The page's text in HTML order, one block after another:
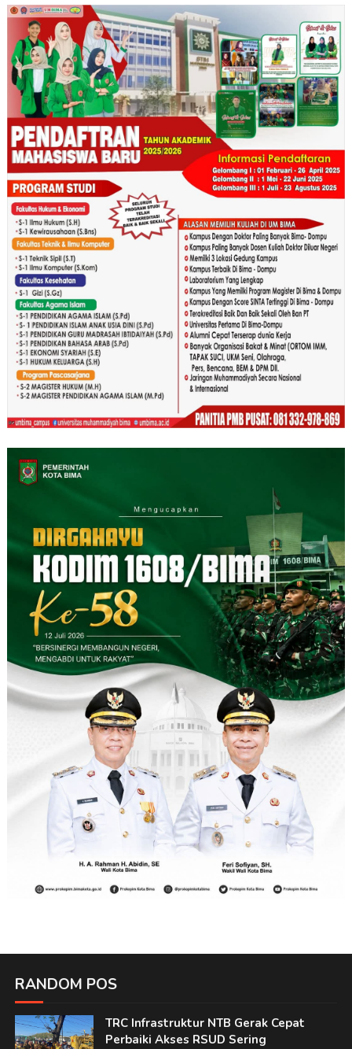
RANDOM POS
TRC Infrastruktur NTB Gerak Cepat
Perbaiki Akses RSUD Sering